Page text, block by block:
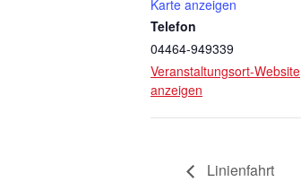
Karte anzeigen
Telefon
04464-949339
Veranstaltungsort-Website
anzeigen
Linienfahrt